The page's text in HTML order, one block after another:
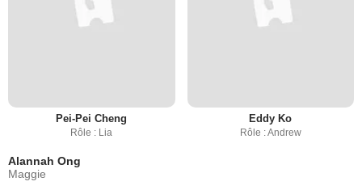
Pei-Pei Cheng
Rôle : Lia
Eddy Ko
Rôle : Andrew
Alannah Ong
Maggie